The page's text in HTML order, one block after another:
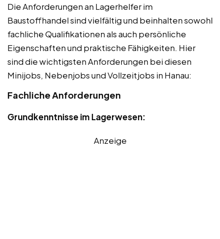
Die Anforderungen an Lagerhelfer im
Baustoffhandel sind vielfältig und beinhalten sowohl
fachliche Qualifikationen als auch persönliche
Eigenschaften und praktische Fähigkeiten. Hier
sind die wichtigsten Anforderungen bei diesen
Minijobs, Nebenjobs und Vollzeitjobs in Hanau:
Fachliche Anforderungen
Grundkenntnisse im Lagerwesen:
Anzeige